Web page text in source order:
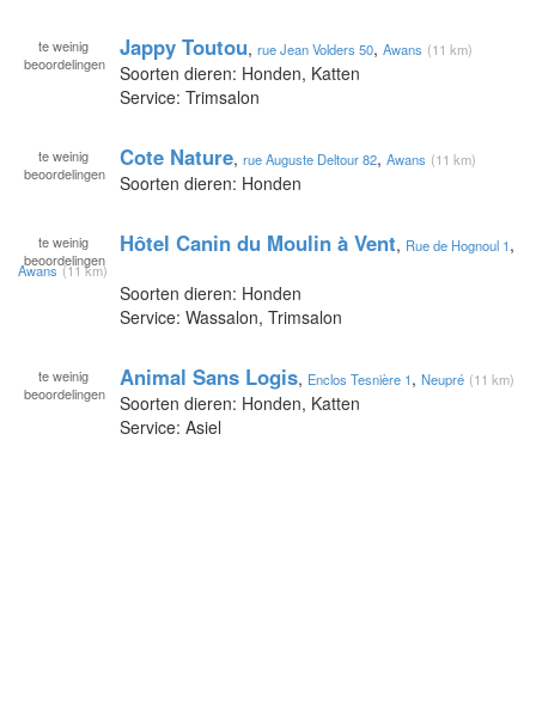
te weinig
beoordelingen
Jappy Toutou, rue Jean Volders 50, Awans (11 km)
Soorten dieren: Honden, Katten
Service: Trimsalon
te weinig
beoordelingen
Cote Nature, rue Auguste Deltour 82, Awans (11 km)
Soorten dieren: Honden
te weinig
beoordelingen
Hôtel Canin du Moulin à Vent, Rue de Hognoul 1,
Awans (11 km)
Soorten dieren: Honden
Service: Wassalon, Trimsalon
te weinig
beoordelingen
Animal Sans Logis, Enclos Tesnière 1, Neupré (11 km)
Soorten dieren: Honden, Katten
Service: Asiel